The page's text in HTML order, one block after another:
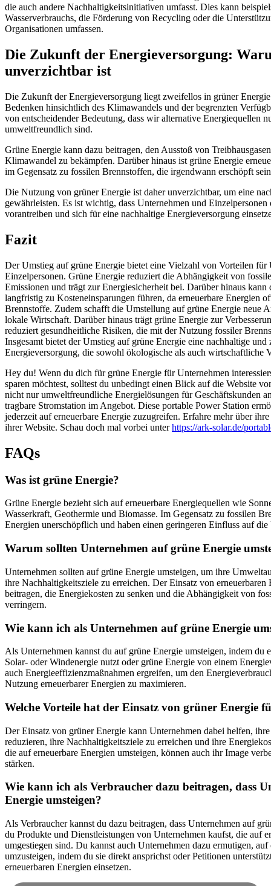
die auch andere Nachhaltigkeitsinitiativen umfasst. Dies kann
Wasserverbrauchs, die Förderung von Recycling oder die
Organisationen umfassen.
Die Zukunft der Energieversorgung:
unverzichtbar ist
Die Zukunft der Energieversorgung liegt zweifellos in grüner
Bedenken hinsichtlich des Klimawandels und der begrenzten
von entscheidender Bedeutung, dass wir alternative Energiequellen
umweltfreundlich sind.
Grüne Energie kann dazu beitragen, den Ausstoß von
Klimawandel zu bekämpfen. Darüber hinaus ist grüne Energie
im Gegensatz zu fossilen Brennstoffen, die irgendwann erschöpft
Die Nutzung von grüner Energie ist daher unverzichtbar, um eine
gewährleisten. Es ist wichtig, dass Unternehmen und
vorantreiben und sich für eine nachhaltige Energieversorgung
Fazit
Der Umstieg auf grüne Energie bietet eine Vielzahl von Vorteilen für
Einzelpersonen. Grüne Energie reduziert die Abhängigkeit von
Emissionen und trägt zur Energiesicherheit bei. Darüber hinaus
langfristig zu Kosteneinsparungen führen, da erneuerbare Energien
Brennstoffe. Zudem schafft die Umstellung auf grüne Energie neue
lokale Wirtschaft. Darüber hinaus trägt grüne Energie zur
reduziert gesundheitliche Risiken, die mit der Nutzung fossiler
Insgesamt bietet der Umstieg auf grüne Energie eine nachhaltige
Energieversorgung, die sowohl ökologische als auch wirtschaftliche
Hey du! Wenn du dich für grüne Energie für Unternehmen
sparen möchtest, solltest du unbedingt einen Blick auf die Website
nicht nur umweltfreundliche Energielösungen für Geschäftskunden
tragbare Stromstation im Angebot. Diese portable Power Station
jederzeit auf erneuerbare Energie zuzugreifen. Erfahre mehr über
ihrer Website. Schau doch mal vorbei unterhttps://ark-solar.de/
FAQs
Was ist grüne Energie?
Grüne Energie bezieht sich auf erneuerbare Energiequellen wie
Wasserkraft, Geothermie und Biomasse. Im Gegensatz zu fossilen
Energien unerschöpflich und haben einen geringeren Einfluss auf
Warum sollten Unternehmen auf grüne Energie
Unternehmen sollten auf grüne Energie umsteigen, um ihre
ihre Nachhaltigkeitsziele zu erreichen. Der Einsatz von erneuerbaren
beitragen, die Energiekosten zu senken und die Abhängigkeit von
verringern.
Wie kann ich als Unternehmen auf grüne Energie
Als Unternehmen kannst du auf grüne Energie umsteigen, indem du
Solar- oder Windenergie nutzt oder grüne Energie von einem
auch Energieeffizienzmaßnahmen ergreifen, um den
Nutzung erneuerbarer Energien zu maximieren.
Welche Vorteile hat der Einsatz von grüner Energie
Der Einsatz von grüner Energie kann Unternehmen dabei helfen,
reduzieren, ihre Nachhaltigkeitsziele zu erreichen und ihre
die auf erneuerbare Energien umsteigen, können auch ihr Image
stärken.
Wie kann ich als Verbraucher dazu beitragen, dass
Energie umsteigen?
Als Verbraucher kannst du dazu beitragen, dass Unternehmen auf
du Produkte und Dienstleistungen von Unternehmen kaufst, die auf
umgestiegen sind. Du kannst auch Unternehmen dazu ermutigen, auf
umzusteigen, indem du sie direkt ansprichst oder Petitionen
erneuerbaren Energien einsetzen.